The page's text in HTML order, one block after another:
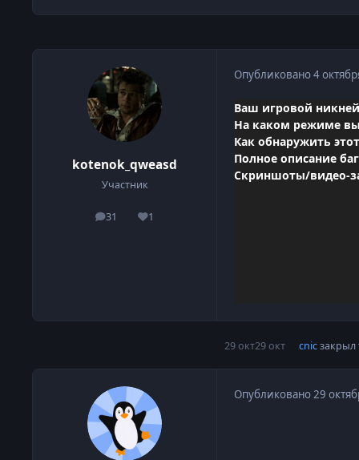
kotenok_qweasd
Участник
31
сообщения
1
Репутация
Опубликовано4
Ваш игровой
На каком режиме вы
Как обнаружить
Полное описание
Скриншоты/видео-
29 окт29 окт cnicзакрыл
Опубликовано 29